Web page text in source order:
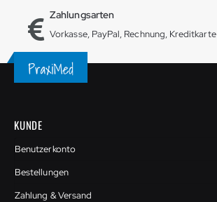
Zahlungsarten
Vorkasse, PayPal, Rechnung, Kreditkarte
KUNDE
Benutzerkonto
Bestellungen
Zahlung & Versand